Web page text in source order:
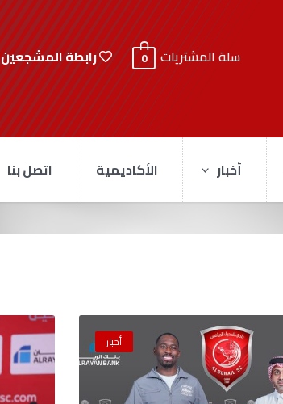
سلة المشتريات 0 رابطة المشجعين
أخبار الأكاديمية اتصل بنا
أخبار